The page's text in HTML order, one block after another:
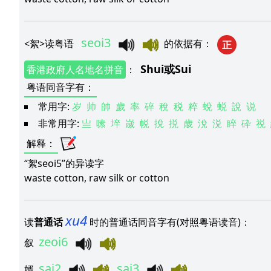
<絮>读粤语 seoi3 的依据有 ：
正
香港政府人名地名拼音 ： Shui或Sui
粤语同音字有 ：
常用字: 岁 帅 帥 歲 率 碎 稅 税 粹 蛻 蜕 說 说
非常用字: 亗 嗉 埣 嵗 帨 挩 捝 歳 涗 涚 睟 砕 祱
解释 ：
“絮seoi5”的异读字
waste cotton, raw silk or cotton
读普通话xu4 时的普通话同音字有(对照粤语读音)：
叙 zeoi6